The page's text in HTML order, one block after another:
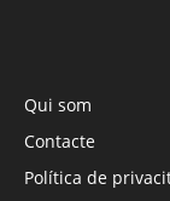
Qui som
Contacte
Política de